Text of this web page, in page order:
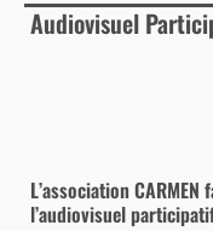
Audiovisuel
L’association
l’audiovisuel